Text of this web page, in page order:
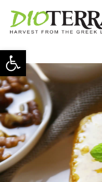
Ανοίξτε τη γραμμή εργαλείων